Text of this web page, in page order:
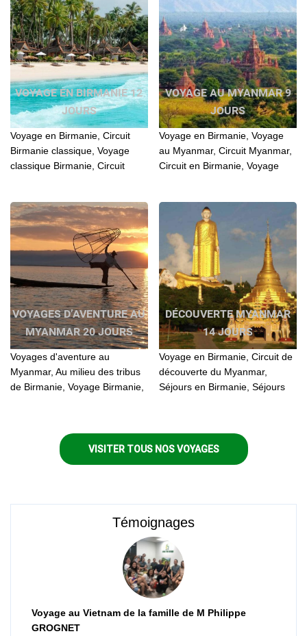
VOYAGE EN BIRMANIE 12
JOURS
Voyage en Birmanie, Circuit
Birmanie classique, Voyage
classique Birmanie, Circuit
Myamar pas cher...
VOYAGE AU MYANMAR 9
JOURS
Voyage en Birmanie, Voyage
au Myanmar, Circuit Myanmar,
Circuit en Birmanie, Voyage
VOYAGES D’AVENTURE AU
MYANMAR 20 JOURS
Voyages d'aventure au
Myanmar, Au milieu des tribus
de Birmanie, Voyage Birmanie,
au Myanmar...
DÉCOUVERTE MYANMAR
14 JOURS
Voyage en Birmanie, Circuit de
découverte du Myanmar,
Séjours en Birmanie, Séjours
Birmanie 14 jours...
VISITER TOUS NOS VOYAGES
Témoignages
Voyage au Vietnam de la famille de M Philippe
GROGNET